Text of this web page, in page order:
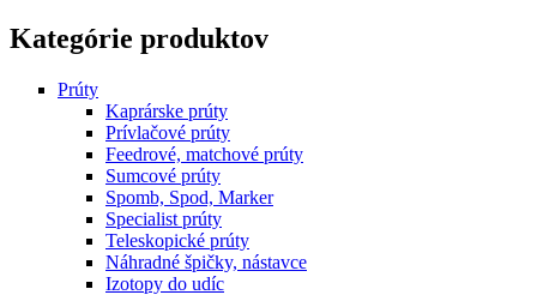
Kategórie produktov
Prúty
Kaprárske prúty
Prívlačové prúty
Feedrové, matchové prúty
Sumcové prúty
Spomb, Spod, Marker
Specialist prúty
Teleskopické prúty
Náhradné špičky, nástavce
Izotopy do udíc